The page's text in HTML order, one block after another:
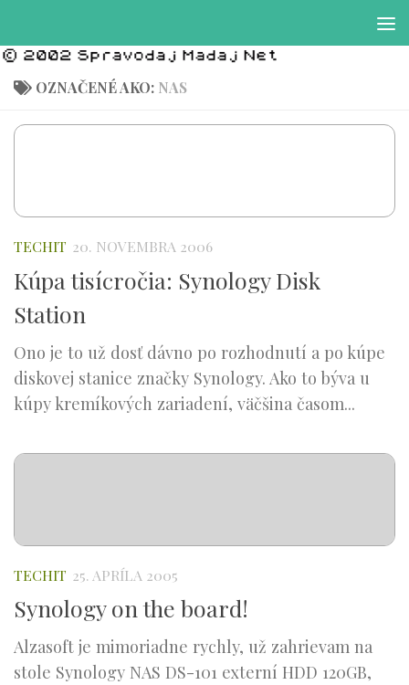
OZNAČENÉ AKO: NAS
TECHIT 20. NOVEMBRA 2006
Kúpa tisícročia: Synology Disk
Station
Ono je to už dosť dávno po rozhodnutí a po kúpe
diskovej stanice značky Synology. Ako to býva u
kúpy kremíkových zariadení, väčšina časom...
TECHIT 25. APRÍLA 2005
Synology on the board!
Alzasoft je mimoriadne rychly, už zahrievam na
stole Synology NAS DS-101 externí HDD 120GB,